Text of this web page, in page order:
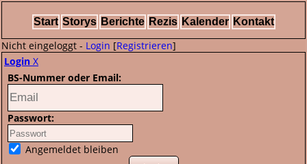
Start Storys Berichte Rezis Kalender Kontakt
Nicht eingeloggt - Login [Registrieren]
Login X
BS-Nummer oder Email:
Passwort:
Angemeldet bleiben